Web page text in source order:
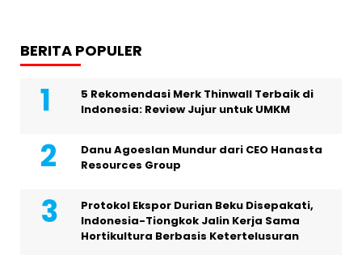
BERITA POPULER
5 Rekomendasi Merk Thinwall Terbaik di
Indonesia: Review Jujur untuk UMKM
Danu Agoeslan Mundur dari CEO Hanasta
Resources Group
Protokol Ekspor Durian Beku Disepakati,
Indonesia-Tiongkok Jalin Kerja Sama
Hortikultura Berbasis Ketertelusuran